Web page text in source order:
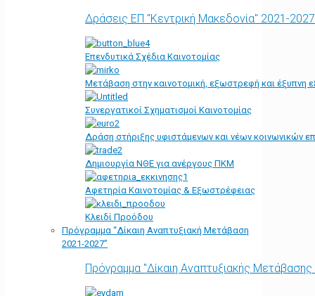
Δράσεις ΕΠ "Κεντρική Μακεδονία" 2021-2027
Επενδυτικά Σχέδια Καινοτομίας
Μετάβαση στην καινοτομική, εξωστρεφή και έξυπνη
Συνεργατικοί Σχηματισμοί Καινοτομίας
Δράση στήριξης υφιστάμενων και νέων κοινωνικών
Δημιουργία ΝΘΕ για ανέργους ΠΚΜ
Αφετηρία Kαινοτομίας & Εξωστρέφειας
Κλειδί Προόδου
Πρόγραμμα “Δίκαιη Αναπτυξιακή Μετάβαση
2021-2027”
Πρόγραμμα "Δίκαιη Αναπτυξιακής